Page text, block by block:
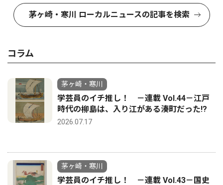
茅ヶ崎・寒川 ローカルニュースの記事を検索
コラム
茅ヶ崎・寒川
学芸員のイチ推し！ －連載 Vol.44－江戸
時代の柳島は、入り江がある湊町だった!?
2026.07.17
茅ヶ崎・寒川
学芸員のイチ推し！ －連載 Vol.43－国史